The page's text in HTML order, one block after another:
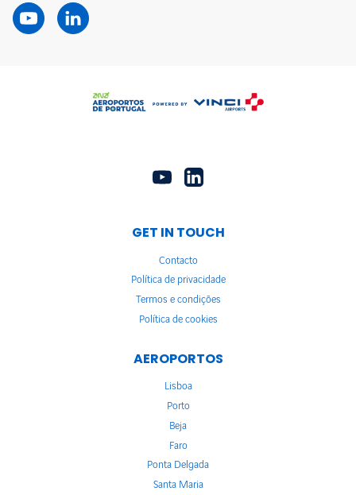
GET IN TOUCH
Contacto
Política de privacidade
Termos e condições
Política de cookies
AEROPORTOS
Lisboa
Porto
Beja
Faro
Ponta Delgada
Santa Maria